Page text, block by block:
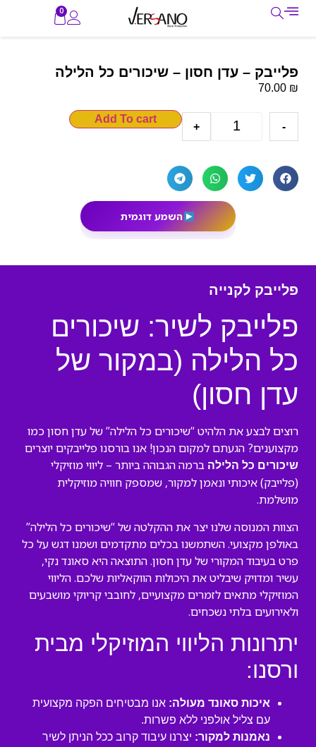
0
פלייבק – עדן חסון – שיכורים כל הלילה
70.00 ₪
-
+
Add To cart
השמע דוגמית
פלייבק לקנייה
פלייבק לשיר: שיכורים
כל הלילה (במקור של
עדן חסון)
רוצים לבצע את הלהיט “שיכורים כל הלילה” של עדן חסון כמו
מקצוענים? הגעתם למקום הנכון! אנו בורסנו פלייבקים יוצרים
שיכורים כל הלילה ברמה הגבוהה ביותר – ליווי מוזיקלי
(פלייבק) איכותי ונאמן למקור, שמספק חוויה מוזיקלית
מושלמת.
הצוות המנוסה שלנו יצר את ההקלטה של “שיכורים כל הלילה”
באולפן מקצועי. השתמשנו בכלים מתקדמים ושמנו דגש על כל
פרט בעיבוד המקורי של עדן חסון. התוצאה היא סאונד נקי,
עשיר ומדויק שיבליט את היכולות הווקאליות שלכם. הליווי
המוזיקלי מתאים לזמרים מקצועיים, לחובבי קריוקי מושבעים
ולאירועים בלתי נשכחים.
יתרונות הליווי המוזיקלי מבית
ורסנו:
איכות סאונד מעולה: אנו מבטיחים הפקה מקצועית
עם צליל אולפני ללא פשרות.
נאמנות למקור: יצרנו עיבוד קרוב ככל הניתן לשיר